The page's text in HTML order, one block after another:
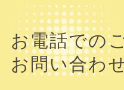
お電話での
お問い合わ